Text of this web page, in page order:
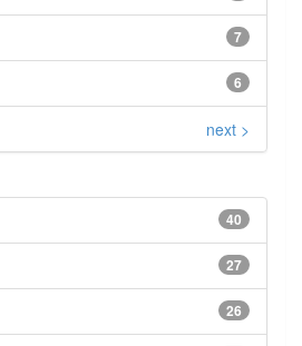
7
6
next >
40
27
26